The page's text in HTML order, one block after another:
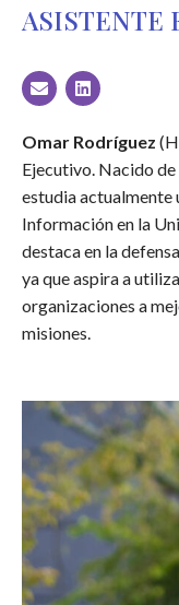
ASISTENTE
Omar Rodríguez
Ejecutivo. Nacido
estudia actualmente
Información en la
destaca en la
ya que aspira a
organizaciones a
misiones.